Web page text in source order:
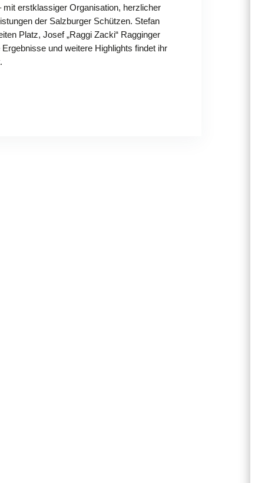
erstklassiger Organisation, herzlicher
der Salzburger Schützen. Stefan
Platz, Josef „Raggi Zacki“ Ragginger
und weitere Highlights findet ihr